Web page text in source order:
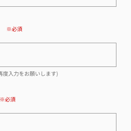
度入力をお願いします)